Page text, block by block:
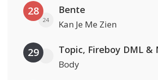
28
24
Bente
Kan Je Me Zien
29 Topic, Fireboy DML &
Body